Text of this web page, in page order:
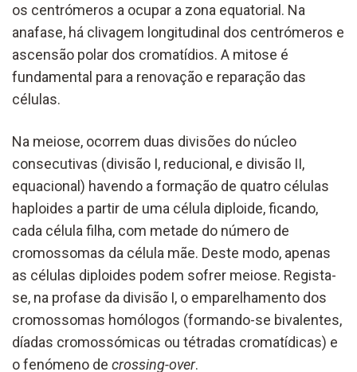
os centrómeros a ocupar a zona equatorial. Na
anafase, há clivagem longitudinal dos centrómeros e
ascensão polar dos cromatídios. A mitose é
fundamental para a renovação e reparação das
células.
Na meiose, ocorrem duas divisões do núcleo
consecutivas (divisão I, reducional, e divisão II,
equacional) havendo a formação de quatro células
haploides a partir de uma célula diploide, ficando,
cada célula filha, com metade do número de
cromossomas da célula mãe. Deste modo, apenas
as células diploides podem sofrer meiose. Regista-
se, na profase da divisão I, o emparelhamento dos
cromossomas homólogos (formando-se bivalentes,
díadas cromossómicas ou tétradas cromatídicas) e
o fenómeno de crossing-over.